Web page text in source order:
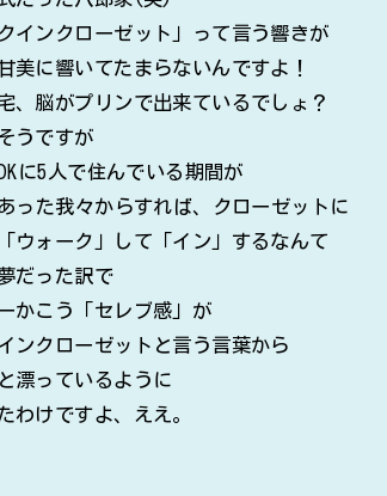
インクローゼット」って言う響きが
美に響いてたまらないんですよ！
、脳がプリンで出来ているでしょ？
うですが
に5人で住んでいる期間が
った我々からすれば、クローゼットに
ウォーク」して「イン」するなんて
だった訳で
かこう「セレブ感」が
ンクローゼットと言う言葉から
漂っているように
わけですよ、ええ。